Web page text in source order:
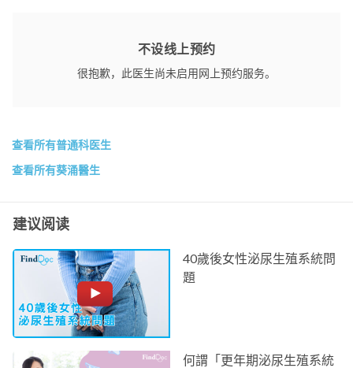
不设线上预约
很抱歉，此医生尚未启用网上预约服务。
查看所有普通科医生
查看所有葵涌醫生
建议阅读
40歲後女性泌尿生殖系統問
題
何謂「更年期泌尿生殖系統